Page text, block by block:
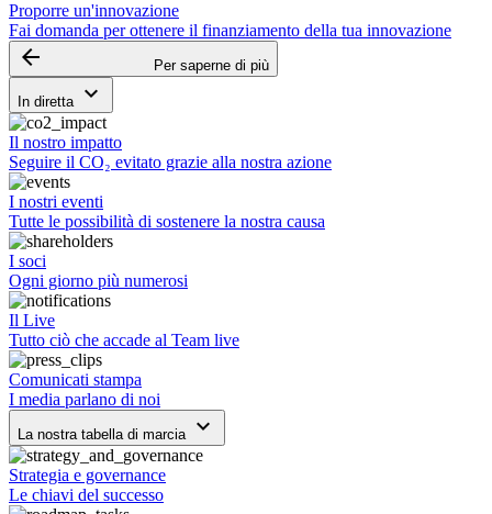
Proporre un'innovazione
Fai domanda per ottenere il finanziamento della tua innovazione
arrow_backward Per saperne di più
In diretta keyboard_arrow_down
Il nostro impatto
Seguire il CO₂ evitato grazie alla nostra azione
I nostri eventi
Tutte le possibilità di sostenere la nostra causa
I soci
Ogni giorno più numerosi
Il Live
Tutto ciò che accade al Team live
Comunicati stampa
I media parlano di noi
La nostra tabella di marcia keyboard_arrow_down
Strategia e governance
Le chiavi del successo